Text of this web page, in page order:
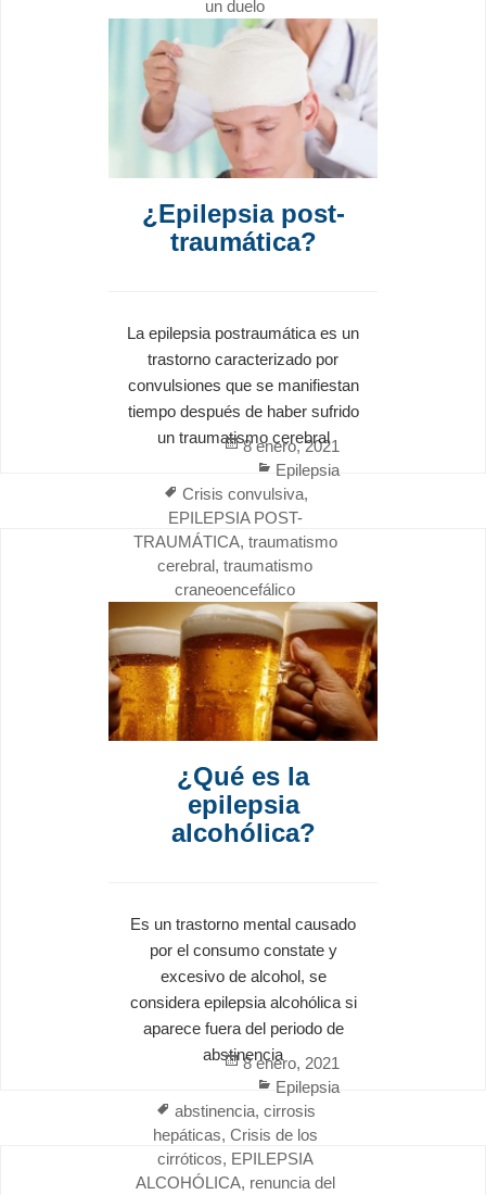
un duelo
¿Epilepsia post-
traumática?
La epilepsia postraumática es un
trastorno caracterizado por
convulsiones que se manifiestan
tiempo después de haber sufrido
un traumatismo cerebral
Posted
on
8 enero, 2021
Categories
Epilepsia
Tags
Crisis convulsiva,
EPILEPSIA POST-
TRAUMÁTICA, traumatismo
cerebral, traumatismo
craneoencefálico
¿Qué es la
epilepsia
alcohólica?
Es un trastorno mental causado
por el consumo constate y
excesivo de alcohol, se
considera epilepsia alcohólica si
aparece fuera del periodo de
abstinencia
Posted
on
8 enero, 2021
Categories
Epilepsia
Tags
abstinencia, cirrosis
hepáticas, Crisis de los
cirróticos, EPILEPSIA
ALCOHÓLICA, renuncia del